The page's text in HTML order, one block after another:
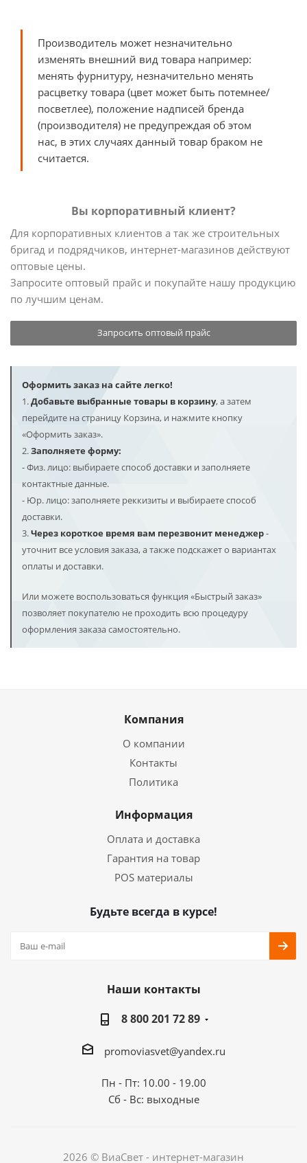
Производитель может незначительно
изменять внешний вид товара например:
менять фурнитуру, незначительно менять
расцветку товара (цвет может быть потемнее/
посветлее), положение надписей бренда
(производителя) не предупреждая об этом
нас, в этих случаях данный товар браком не
считается.
Вы корпоративный клиент?
Для корпоративных клиентов а так же строительных
бригад и подрядчиков, интернет-магазинов действуют
оптовые цены.
Запросите оптовый прайс и покупайте нашу продукцию
по лучшим ценам.
Запросить оптовый прайс
Оформить заказ на сайте легко!
1.Добавьте выбранные товары в корзину, а затем
перейдите на страницу Корзина, и нажмите кнопку
«Оформить заказ».
2.Заполняете форму:
- Физ. лицо: выбираете способ доставки и заполняете
контактные данные.
- Юр. лицо: заполняете реккизиты и выбираете способ
доставки.
3.Через короткое время вам перезвонит менеджер-
уточнит все условия заказа, а также подскажет о вариантах
оплаты и доставки.
Или можете воспользоваться функция «Быстрый заказ»
позволяет покупателю не проходить всю процедуру
оформления заказа самостоятельно.
Компания
О компании
Контакты
Политика
Информация
Оплата и доставка
Гарантия на товар
POS материалы
Будьте всегда в курсе!
Наши контакты
8 800 201 72 89
promoviasvet@yandex.ru
Пн - Пт: 10.00 - 19.00
Сб - Вс: выходные
2026 © ВиаСвет - интернет-магазин